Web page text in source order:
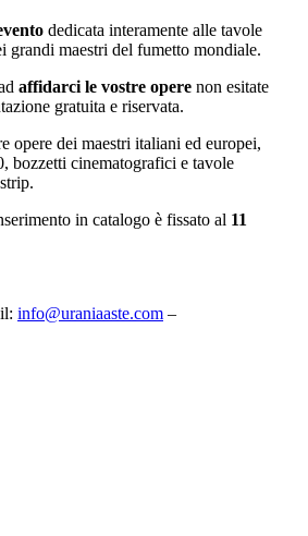
dedicata interamente alle tavole
grandi maestri del fumetto mondiale.
affidarci le vostre opere non esitate
gratuita e riservata.
opere dei maestri italiani ed europei,
bozzetti cinematografici e tavole
in catalogo è fissato al 11
info@uraniaaste.com –